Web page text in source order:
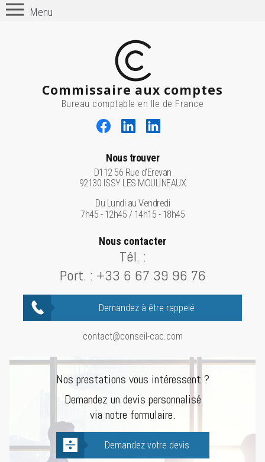
Menu
Commissaire aux comptes
Bureau comptable en Ile de France
Nous trouver
D112 56 Rue d'Erevan
92130 ISSY LES MOULINEAUX
Du Lundi au Vendredi
7h45 - 12h45 / 14h15 - 18h45
Nous contacter
Tél. :
Port. : +33 6 67 39 96 76
Demandez à être rappelé
contact@conseil-cac.com
Nos prestations vous intéressent ?
Demandez un devis personnalisé
via notre formulaire.
Demandez votre devis